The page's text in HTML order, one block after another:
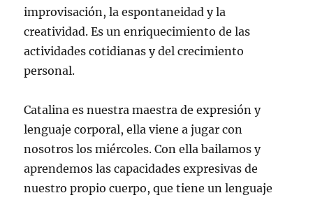
improvisación, la espontaneidad y la
creatividad. Es un enriquecimiento de las
actividades cotidianas y del crecimiento
personal.
Catalina es nuestra maestra de expresión y
lenguaje corporal, ella viene a jugar con
nosotros los miércoles. Con ella bailamos y
aprendemos las capacidades expresivas de
nuestro propio cuerpo, que tiene un lenguaje